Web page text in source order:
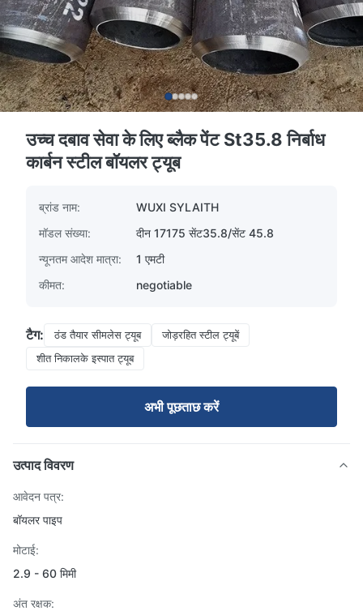
उच्च दबाव सेवा के लिए ब्लैक पेंट St35.8 निर्बाध
कार्बन स्टील बॉयलर ट्यूब
ब्रांड नाम:
WUXI SYLAITH
मॉडल संख्या:
दीन 17175 सेंट35.8/सेंट 45.8
न्यूनतम आदेश मात्रा:
1 एमटी
कीमत:
negotiable
टैग: ठंड तैयार सीमलेस ट्यूब
जोड़रहित स्टील ट्यूबें
शीत निकालके इस्पात ट्यूब
अभी पूछताछ करें
उत्पाद विवरण
आवेदन पत्र:
बॉयलर पाइप
मोटाई:
2.9 - 60 मिमी
अंत रक्षक: